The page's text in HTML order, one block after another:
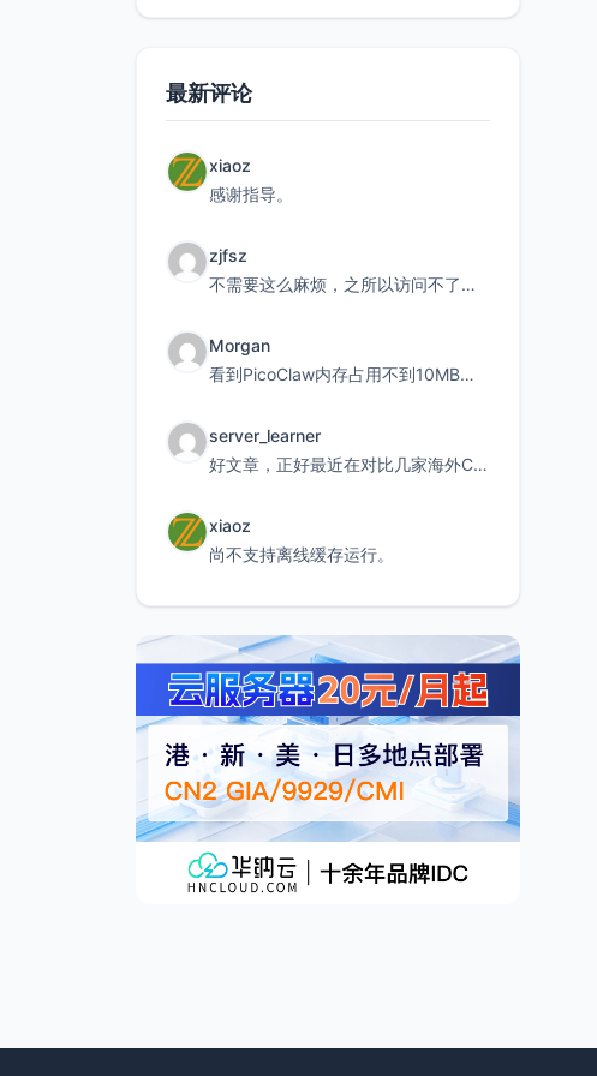
最新评论
xiaoz
感谢指导。
zjfsz
不需要这么麻烦，之所以访问不了，是由于非对称路由的问题，在爱快主路由添加一条静态路由192.168.
Morgan
看到PicoClaw内存占用不到10MB这个数据真的很惊喜，确实很适合我这种想用旧设备折腾AI的小白
server_learner
好文章，正好最近在对比几家海外CDN。文中提到CF免费版不支持自定义回源端口和HOST这个痛点太真实
xiaoz
尚不支持离线缓存运行。